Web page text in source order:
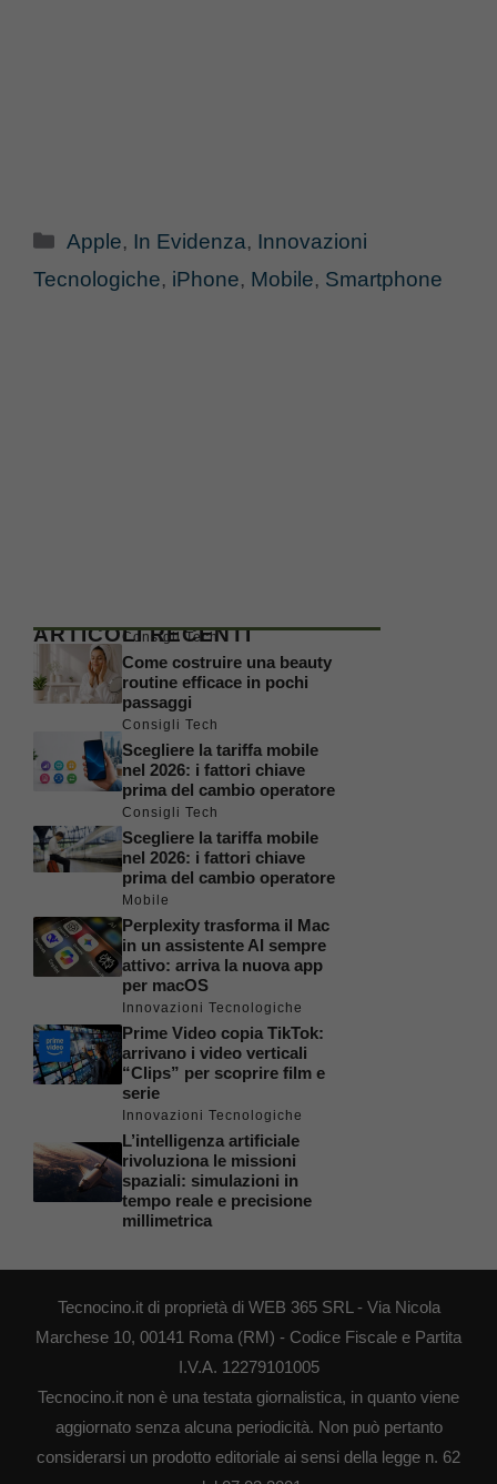
Categorie
Apple, In Evidenza, Innovazioni
Tecnologiche, iPhone, Mobile, Smartphone
ARTICOLI RECENTI
Consigli Tech
Come costruire una beauty
routine efficace in pochi
passaggi
Consigli Tech
Scegliere la tariffa mobile
nel 2026: i fattori chiave
prima del cambio operatore
Consigli Tech
Scegliere la tariffa mobile
nel 2026: i fattori chiave
prima del cambio operatore
Mobile
Perplexity trasforma il Mac
in un assistente AI sempre
attivo: arriva la nuova app
per macOS
Innovazioni Tecnologiche
Prime Video copia TikTok:
arrivano i video verticali
“Clips” per scoprire film e
serie
Innovazioni Tecnologiche
L’intelligenza artificiale
rivoluziona le missioni
spaziali: simulazioni in
tempo reale e precisione
millimetrica
Tecnocino.it di proprietà di WEB 365 SRL - Via Nicola
Marchese 10, 00141 Roma (RM) - Codice Fiscale e Partita
I.V.A. 12279101005
Tecnocino.it non è una testata giornalistica, in quanto viene
aggiornato senza alcuna periodicità. Non può pertanto
considerarsi un prodotto editoriale ai sensi della legge n. 62